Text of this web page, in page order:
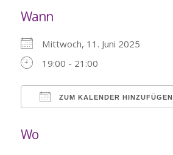
Wann
Mittwoch, 11. Juni 2025
19:00 - 21:00
ZUM KALENDER HINZUFÜGEN
Wo